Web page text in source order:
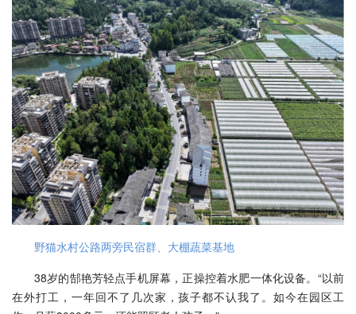
野猫水村公路两旁民宿群、大棚蔬菜基地
38岁的郜艳芳轻点手机屏幕，正操控着水肥一体化设备。“以前
在外打工，一年回不了几次家，孩子都不认我了。如今在园区工